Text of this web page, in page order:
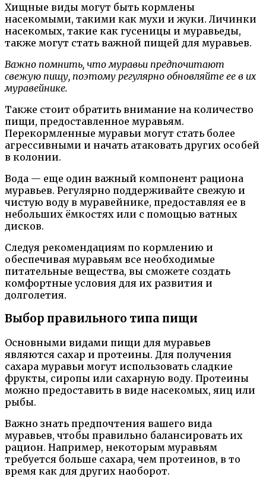
Хищные виды могут быть кормлены
насекомыми, такими как мухи и жуки. Личинки
насекомых, такие как гусеницы и муравьеды,
также могут стать важной пищей для муравьев.
Важно помнить, что муравьи предпочитают
свежую пищу, поэтому регулярно обновляйте ее в их
муравейнике.
Также стоит обратить внимание на количество
пищи, предоставленное муравьям.
Перекормленные муравьи могут стать более
агрессивными и начать атаковать других особей
в колонии.
Вода — еще один важный компонент рациона
муравьев. Регулярно поддерживайте свежую и
чистую воду в муравейнике, предоставляя ее в
небольших ёмкостях или с помощью ватных
дисков.
Следуя рекомендациям по кормлению и
обеспечивая муравьям все необходимые
питательные вещества, вы сможете создать
комфортные условия для их развития и
долголетия.
Выбор правильного типа пищи
Основными видами пищи для муравьев
являются сахар и протеины. Для получения
сахара муравьи могут использовать сладкие
фрукты, сиропы или сахарную воду. Протеины
можно предоставить в виде насекомых, яиц или
рыбы.
Важно знать предпочтения вашего вида
муравьев, чтобы правильно балансировать их
рацион. Например, некоторым муравьям
требуется больше сахара, чем протеинов, в то
время как для других наоборот.